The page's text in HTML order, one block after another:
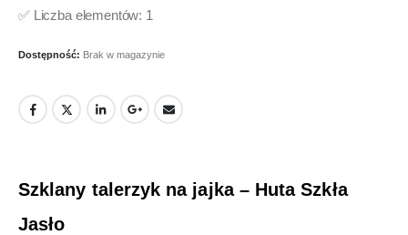
✅ Liczba elementów: 1
Dostępność: Brak w magazynie
Szklany talerzyk na jajka – Huta Szkła
Jasło